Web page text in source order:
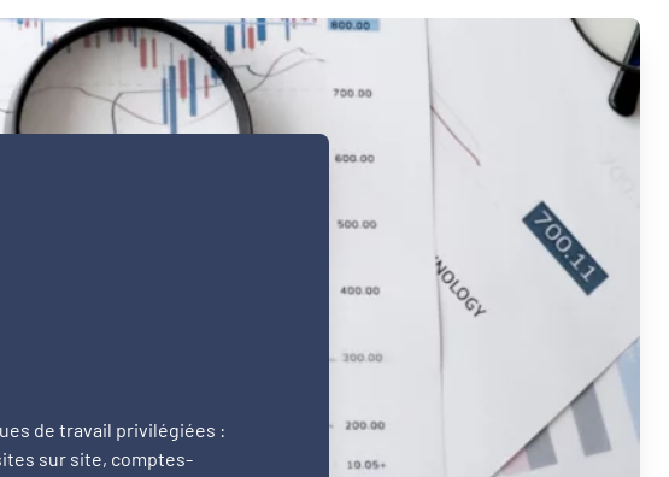
de travail privilégiées :
sur site, comptes-